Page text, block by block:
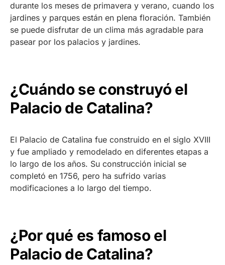
durante los meses de primavera y verano, cuando los
jardines y parques están en plena floración. También
se puede disfrutar de un clima más agradable para
pasear por los palacios y jardines.
¿Cuándo se construyó el
Palacio de Catalina?
El Palacio de Catalina fue construido en el siglo XVIII
y fue ampliado y remodelado en diferentes etapas a
lo largo de los años. Su construcción inicial se
completó en 1756, pero ha sufrido varias
modificaciones a lo largo del tiempo.
¿Por qué es famoso el
Palacio de Catalina?